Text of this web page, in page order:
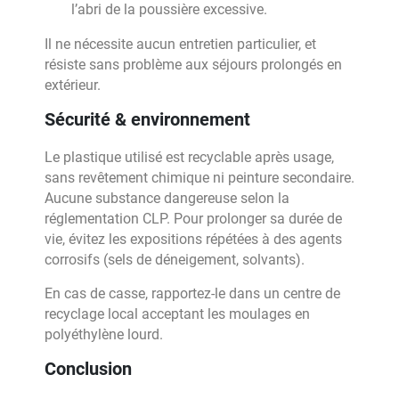
l’abri de la poussière excessive.
Il ne nécessite aucun entretien particulier, et
résiste sans problème aux séjours prolongés en
extérieur.
Sécurité & environnement
Le plastique utilisé est recyclable après usage,
sans revêtement chimique ni peinture secondaire.
Aucune substance dangereuse selon la
réglementation CLP. Pour prolonger sa durée de
vie, évitez les expositions répétées à des agents
corrosifs (sels de déneigement, solvants).
En cas de casse, rapportez-le dans un centre de
recyclage local acceptant les moulages en
polyéthylène lourd.
Conclusion